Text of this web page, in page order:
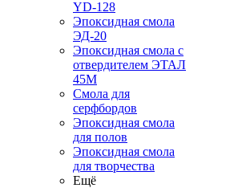
YD-128
Эпоксидная смола
ЭД-20
Эпоксидная смола с
отвердителем ЭТАЛ
45М
Смола для
серфбордов
Эпоксидная смола
для полов
Эпоксидная смола
для творчества
Ещё